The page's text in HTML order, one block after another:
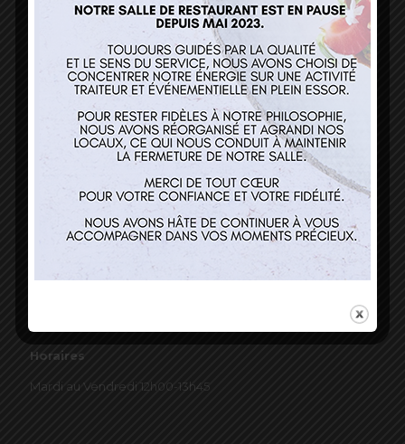
contact@atelierdeguillaume.fr
Nos services
Restaurant
Contact
Horaires
Mardi au Vendredi 12h00-13h45